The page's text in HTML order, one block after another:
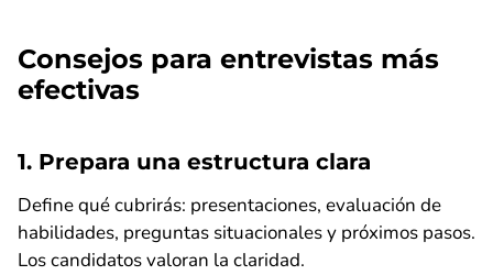
Consejos para entrevistas más
efectivas
1. Prepara una estructura clara
Define qué cubrirás: presentaciones, evaluación de
habilidades, preguntas situacionales y próximos pasos.
Los candidatos valoran la claridad.